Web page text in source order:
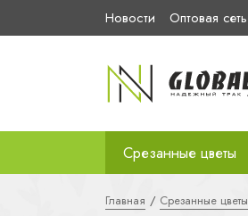
Новости Оптовая сеть
Срезанные цветы
Главная Срезанные цветы